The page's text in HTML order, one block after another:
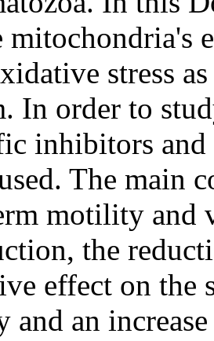
mitochondria's
stress
In order to
inhibitors
The main
motility and
the
effect on the
and an